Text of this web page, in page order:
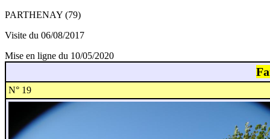
PARTHENAY (79)
Visite du 06/08/2017
Mise en ligne du 10/05/2020
N° 19